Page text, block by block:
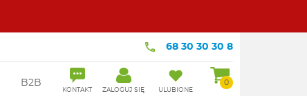
68 30 30 30 8
B2B
KONTAKT ZALOGUJ SIĘ ULUBIONE
0